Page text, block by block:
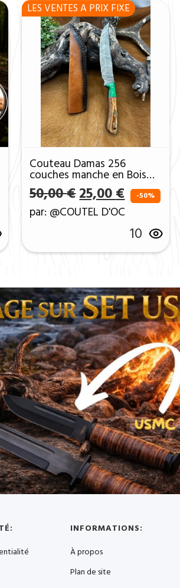
LES VENTES A PRIX FIXE
Couteau Damas 256
couches manche en Bois
ref D 32
50,00€Le prix initial
25,00€ Le prix
-50%
par: @COUTEL D'OC
10
INFORMATIONS:
À propos
Plan de site